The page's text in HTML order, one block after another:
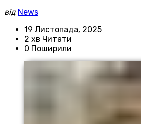
від News
19 Листопада, 2025
2 хв Читати
0 Поширили